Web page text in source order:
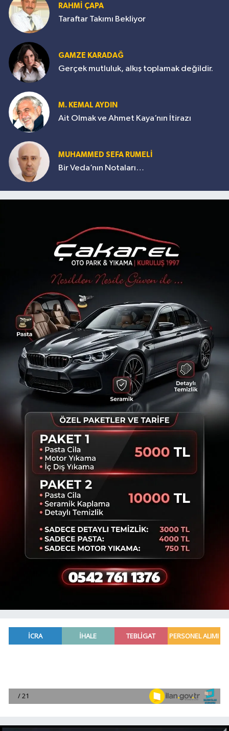
RAHMİ ÇAPA
Taraftar Takımı Bekliyor
GAMZE KARADAĞ
Gerçek mutluluk, alkış toplamak değildir.
M. KEMAL AYDIN
Ait Olmak ve Ahmet Kaya’nın İtirazı
MUHAMMED SEFA RUMELİ
Bir Veda’nın Notaları…